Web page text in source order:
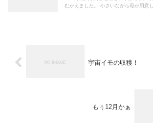
むかえました。 小さいながら母が用意し
宇宙イモの収穫！
もぅ12月かぁ